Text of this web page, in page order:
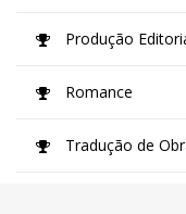
Produção
Romance
Tradução de